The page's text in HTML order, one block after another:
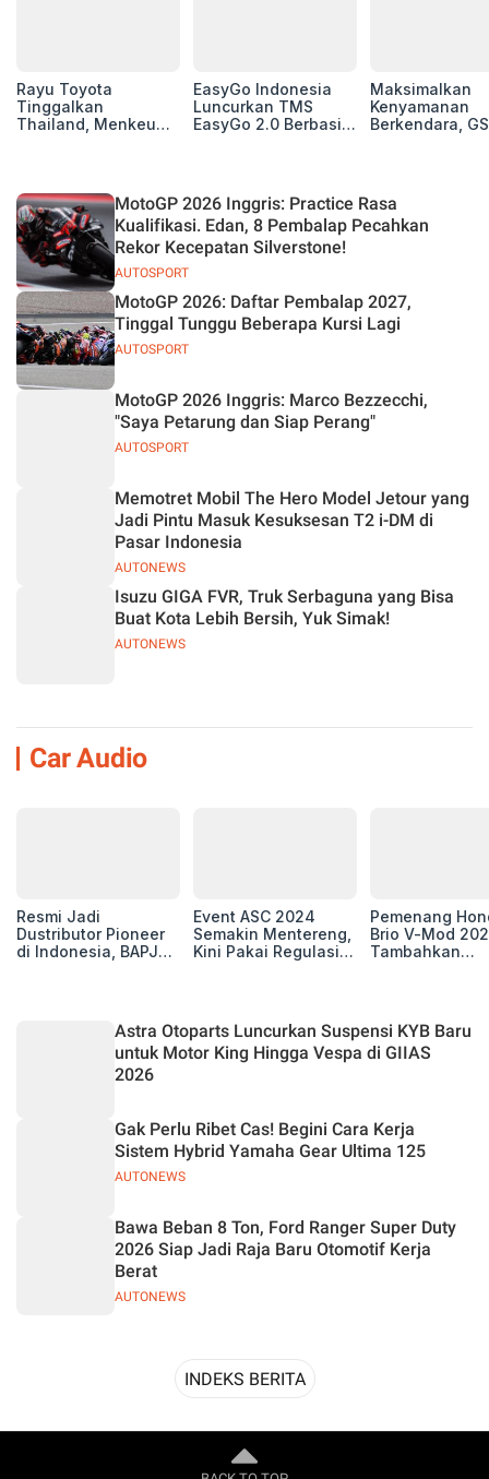
Rayu Toyota
Tinggalkan
Thailand, Menkeu
Basis Produksi
ASEAN
EasyGo Indonesia
Luncurkan TMS
EasyGo 2.0 Berbasis
Maksimalkan
Kenyamanan
Berkendara,
AUTOSPORT
MotoGP 2026 Inggris: Practice Rasa
Kualifikasi. Edan, 8 Pembalap Pecahkan
Rekor Kecepatan Silverstone!
AUTOSPORT
MotoGP 2026: Daftar Pembalap 2027,
Tinggal Tunggu Beberapa Kursi Lagi
AUTOSPORT
MotoGP 2026 Inggris: Marco Bezzecchi,
"Saya Petarung dan Siap Perang"
AUTONEWS
Memotret Mobil The Hero Model Jetour yang
Jadi Pintu Masuk Kesuksesan T2 i-DM di
Pasar Indonesia
AUTONEWS
Isuzu GIGA FVR, Truk Serbaguna yang Bisa
Buat Kota Lebih Bersih, Yuk Simak!
Car Audio
Resmi Jadi
Dustributor Pioneer
di Indonesia, BAPJ
Event ASC 2024
Semakin Mentereng,
Kini Pakai Regulasi
Pemenang
Brio V-Mod
Tambahkan
Astra Otoparts Luncurkan Suspensi KYB Baru
untuk Motor King Hingga Vespa di GIIAS
2026
AUTONEWS
Gak Perlu Ribet Cas! Begini Cara Kerja
Sistem Hybrid Yamaha Gear Ultima 125
AUTONEWS
Bawa Beban 8 Ton, Ford Ranger Super Duty
2026 Siap Jadi Raja Baru Otomotif Kerja
Berat
INDEKS BERITA